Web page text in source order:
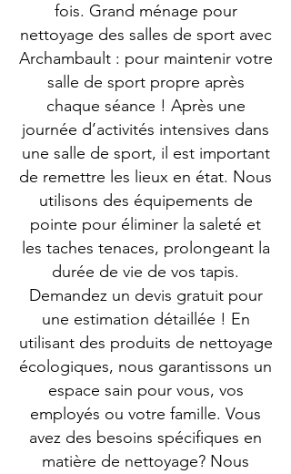
fois. Grand ménage pour
nettoyage des salles de sport avec
Archambault : pour maintenir votre
salle de sport propre après
chaque séance ! Après une
journée d’activités intensives dans
une salle de sport, il est important
de remettre les lieux en état. Nous
utilisons des équipements de
pointe pour éliminer la saleté et
les taches tenaces, prolongeant la
durée de vie de vos tapis.
Demandez un devis gratuit pour
une estimation détaillée ! En
utilisant des produits de nettoyage
écologiques, nous garantissons un
espace sain pour vous, vos
employés ou votre famille. Vous
avez des besoins spécifiques en
matière de nettoyage? Nous